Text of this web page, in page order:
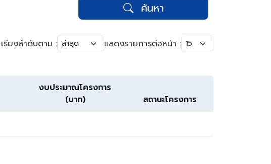
ค้นหา
เรียงลำดับตาม : แสดงรายการต่อหน้า :
งบประมาณโครงการ
(บาท)
สถานะโครงการ